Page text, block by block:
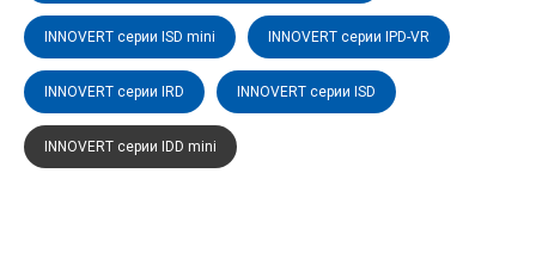
INNOVERT серии ISD mini INNOVERT серии IPD-VR
INNOVERT серии IRD INNOVERT серии ISD
INNOVERT серии IDD mini